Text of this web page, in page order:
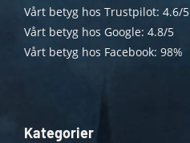
Vårt betyg hos Trustpilot: 4.6/5
Vårt betyg hos Google: 4.8/5
Vårt betyg hos Facebook: 98%
Kategorier